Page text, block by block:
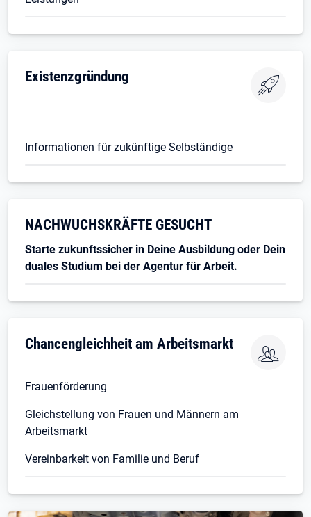
Existenzgründung
Informationen für zukünftige Selbständige
Öffnet in neuem Tab
NACHWUCHSKRÄFTE GESUCHT
Starte zukunftssicher in Deine Ausbildung oder Dein
duales Studium bei der Agentur für Arbeit.
Chancengleichheit am Arbeitsmarkt
Frauenförderung
Gleichstellung von Frauen und Männern am
Arbeitsmarkt
Vereinbarkeit von Familie und Beruf